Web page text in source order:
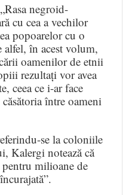
negroid-
cu cea a vechilor
popoarelor cu o
alfel, în acest volum,
oamenilor de etnii
rezultați vor avea
ceea ce i-ar face
între oameni
se la coloniile
Kalergi notează că
milioane de